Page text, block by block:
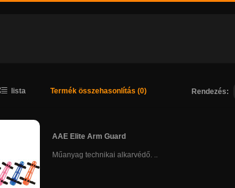
lista Termék összehasonlítás (0) Rendezés:
AAE Elite Arm Guard
Műanyag technikai alkarvédő. ..